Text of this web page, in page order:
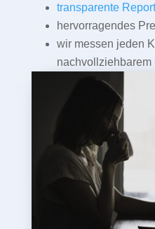
transparente
hervorragendes
wir messen jeden
nachvollziehbarem